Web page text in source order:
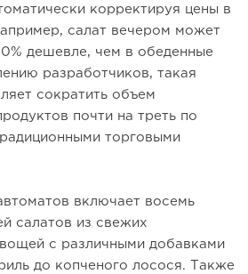
корректируя цены в
салат вечером может
дешевле, чем в обеденные
разработчиков, такая
сократить объем
почти на треть по
торговыми
включает восемь
салатов из свежих
с различными добавками
до копченого лосося. Также